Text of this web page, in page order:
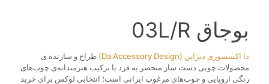
بوجاق 03L/R
دا اکسسوری دیزاین (Da Accessory Design)
طراح و سازنده ی
محصولات چوبی دست‌ ساز منحصر به‌ فرد با ترکیب هنرمندانه‌ی چوب‌های
رنگی اروپایی و چوب‌های مرغوب ایرانی است؛ انتخابی لوکس برای خرید